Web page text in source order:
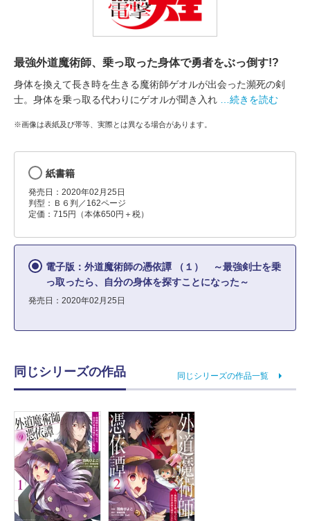
最強外道魔術師、乗っ取った身体で勇者をぶっ倒す!?
身体を換えて長き時を生きる魔術師ゲオルが出会った瀕死の剣
士。身体を乗っ取る代わりにゲオルが聞き入れ
…続きを読む
※画像は表紙及び帯等、実際とは異なる場合があります。
紙書籍
発売日：2020年02月25日
判型：Ｂ６判／162ページ
定価：715円（本体650円＋税）
電子版：外道魔術師の憑依譚 （１） ～最強剣士を乗
っ取ったら、自分の身体を探すことになった～
発売日：2020年02月25日
同じシリーズの作品 同じシリーズの作品一覧